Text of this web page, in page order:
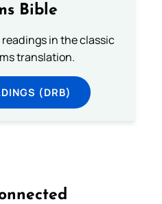
Bible
readings in the classic
translation.
(DRB)